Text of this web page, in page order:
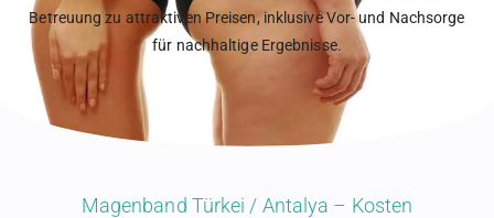
Betreuung zu attraktiven Preisen, inklusive Vor- und Nachsorge
für nachhaltige Ergebnisse.
Magenband Türkei / Antalya – Kosten